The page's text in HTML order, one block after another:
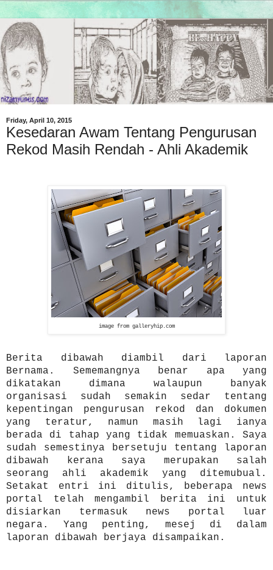
Friday, April 10, 2015
Kesedaran Awam Tentang Pengurusan
Rekod Masih Rendah - Ahli Akademik
image from galleryhip.com
Berita dibawah diambil dari laporan
Bernama. Sememangnya benar apa yang
dikatakan dimana walaupun banyak
organisasi sudah semakin sedar tentang
kepentingan pengurusan rekod dan dokumen
yang teratur, namun masih lagi ianya
berada di tahap yang tidak memuaskan. Saya
sudah semestinya bersetuju tentang laporan
dibawah kerana saya merupakan salah
seorang ahli akademik yang ditemubual.
Setakat entri ini ditulis, beberapa news
portal telah mengambil berita ini untuk
disiarkan termasuk news portal luar
negara. Yang penting, mesej di dalam
laporan dibawah berjaya disampaikan.